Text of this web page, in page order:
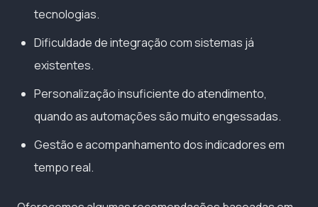
tecnologias.
Dificuldade de integração com sistemas já
existentes.
Personalização insuficiente do atendimento,
quando as automações são muito engessadas.
Gestão e acompanhamento dos indicadores em
tempo real.